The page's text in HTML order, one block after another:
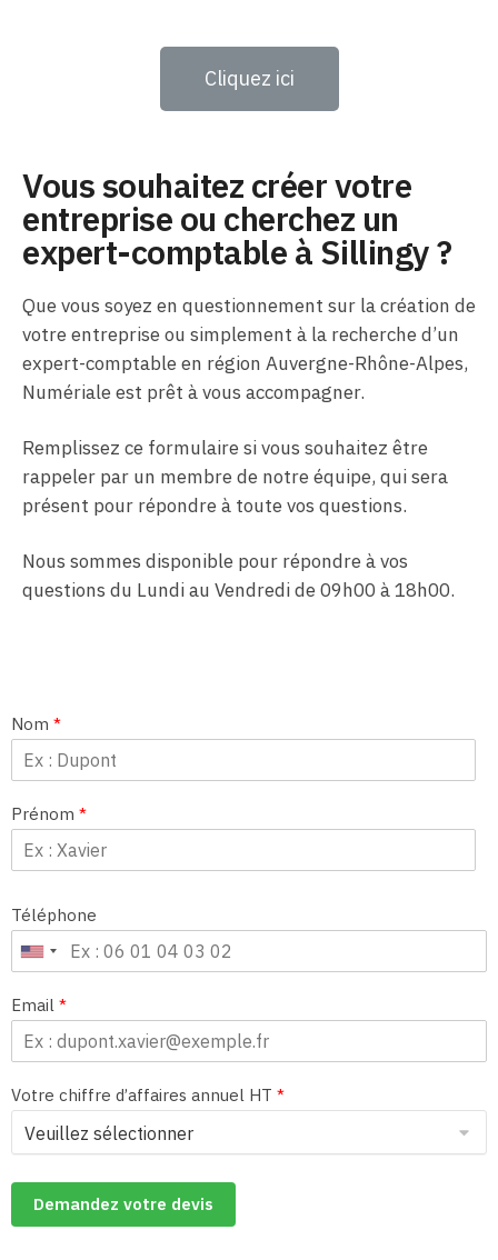
Cliquez ici
Vous souhaitez créer votre
entreprise ou cherchez un
expert-comptable à Sillingy ?
Que vous soyez en questionnement sur la création de
votre entreprise ou simplement à la recherche d’un
expert-comptable en région Auvergne-Rhône-Alpes,
Numériale est prêt à vous accompagner.
Remplissez ce formulaire si vous souhaitez être
rappeler par un membre de notre équipe, qui sera
présent pour répondre à toute vos questions.
Nous sommes disponible pour répondre à vos
questions du Lundi au Vendredi de 09h00 à 18h00.
Nom *
Prénom *
Téléphone
Email *
Votre chiffre d’affaires annuel HT *
Demandez votre devis